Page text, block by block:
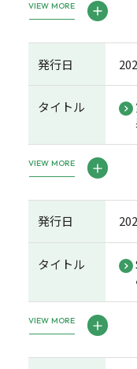
VIEW MORE
発行日
タイトル
VIEW MORE
発行日
タイトル
VIEW MORE